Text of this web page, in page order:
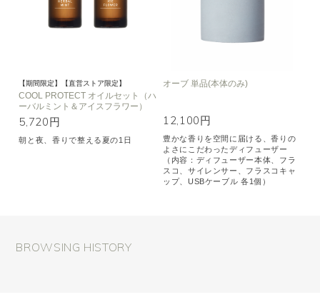
【期間限定】【直営ストア限定】
COOL PROTECT オイルセット（ハ
ーバルミント＆アイスフラワー）
5,720円
朝と夜、香りで整える夏の1日
オーブ 単品(本体のみ)
12,100円
豊かな香りを空間に届ける、香りの
よさにこだわったディフューザー
（内容：ディフューザー本体、フラ
スコ、サイレンサー、フラスコキャ
ップ、USBケーブル 各1個）
BROWSING HISTORY